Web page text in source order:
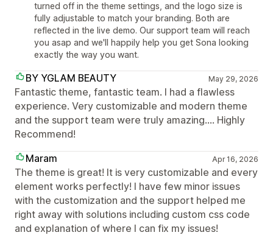
turned off in the theme settings, and the logo size is
fully adjustable to match your branding. Both are
reflected in the live demo. Our support team will reach
you asap and we'll happily help you get Sona looking
exactly the way you want.
BY YGLAM BEAUTY May 29, 2026
Fantastic theme, fantastic team. I had a flawless
experience. Very customizable and modern theme
and the support team were truly amazing.... Highly
Recommend!
Maram
Apr 16, 2026
The theme is great! It is very customizable and every
element works perfectly! I have few minor issues
with the customization and the support helped me
right away with solutions including custom css code
and explanation of where I can fix my issues!